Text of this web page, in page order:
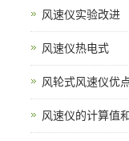
风速仪实验改进
风速仪热电式
风轮式风速仪优
风速仪的计算值